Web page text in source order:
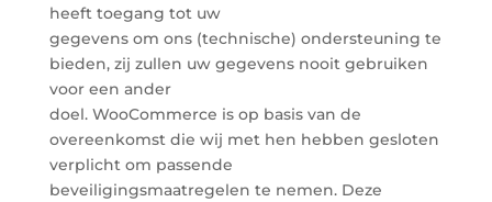
heeft toegang tot uw
gegevens om ons (technische) ondersteuning te
bieden, zij zullen uw gegevens nooit gebruiken
voor een ander
doel. WooCommerce is op basis van de
overeenkomst die wij met hen hebben gesloten
verplicht om passende
beveiligingsmaatregelen te nemen. Deze